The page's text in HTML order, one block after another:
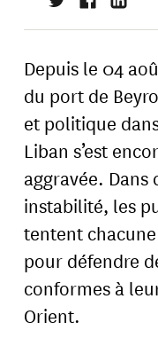
Depuis le 04
du port de
et politique
Liban s’est
aggravée.
instabilité, les
tentent
pour défendre
conformes à
Orient.